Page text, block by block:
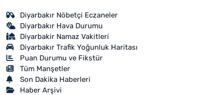
Diyarbakır Nöbetçi Eczaneler
Diyarbakır Hava Durumu
Diyarbakir Namaz Vakitleri
Diyarbakır Trafik Yoğunluk Haritası
Puan Durumu ve Fikstür
Tüm Manşetler
Son Dakika Haberleri
Haber Arşivi